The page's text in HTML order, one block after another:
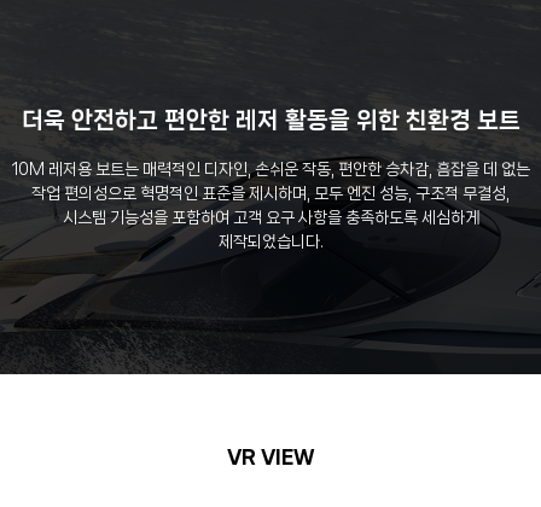
더욱 안전하고 편안한 레저 활동을 위한 친환경 보트
10M 레저용 보트는 매력적인 디자인, 손쉬운 작동, 편안한 승차감, 흠잡을 데 없는
작업 편의성으로 혁명적인 표준을 제시하며, 모두 엔진 성능, 구조적 무결성,
시스템 기능성을 포함하여 고객 요구 사항을 충족하도록 세심하게
제작되었습니다.
VR VIEW